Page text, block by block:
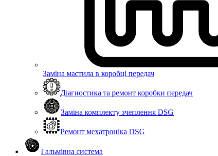
Заміна мастила в коробці передач
Діагностика та ремонт коробки передач
Заміна комплекту зчеплення DSG
Ремонт мехатроніка DSG
Гальмівна система